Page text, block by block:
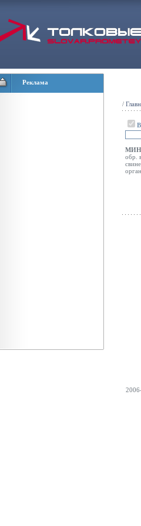
Реклама
/
обр.